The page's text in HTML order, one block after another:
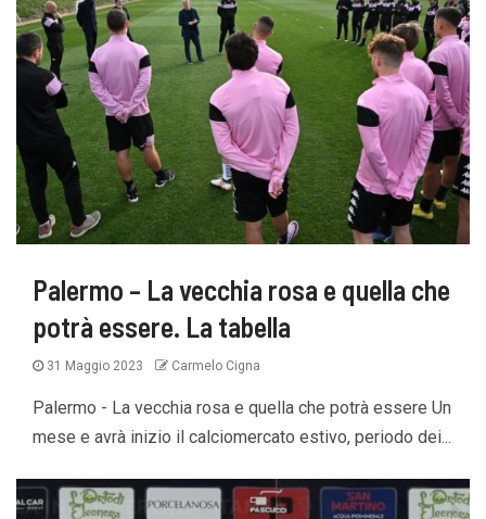
Palermo – La vecchia rosa e quella che
potrà essere. La tabella
31 Maggio 2023 Carmelo Cigna
Palermo - La vecchia rosa e quella che potrà essere Un
mese e avrà inizio il calciomercato estivo, periodo dei...